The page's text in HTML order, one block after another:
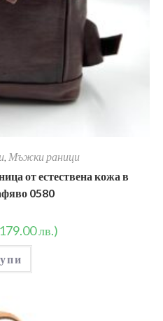
, Мъжки раници
от естествена кожа в
0580
лв.)